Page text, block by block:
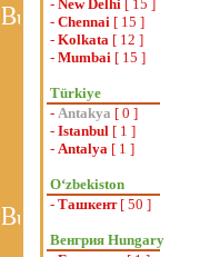
- New Delhi [ 15 ]
- Chennai [ 15 ]
- Kolkata [ 12 ]
- Mumbai [ 15 ]
Türkiye
- Antakya [ 0 ]
- Istanbul [ 1 ]
- Antalya [ 1 ]
Oʻzbekiston
- Ташкент[ 50 ]
Венгрия Hungary